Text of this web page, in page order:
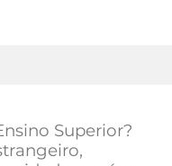
Superior?